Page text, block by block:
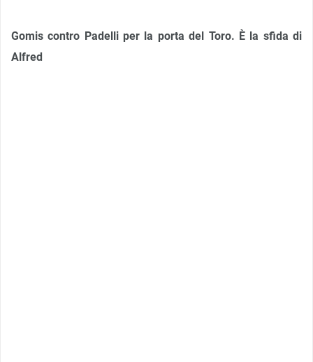
Gomis contro Padelli per la porta del Toro. È la sfida di
Alfred